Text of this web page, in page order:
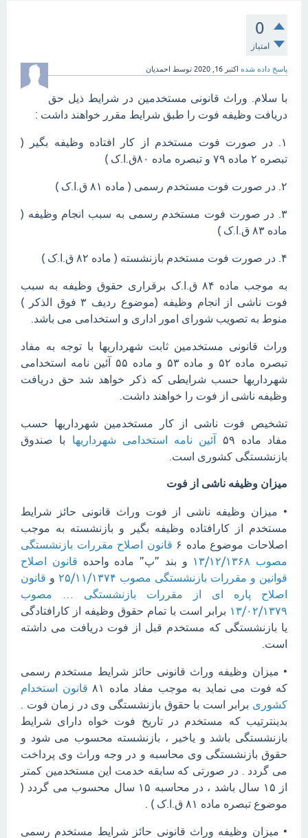
0
امتیاز
پاسخ داده شده اکتبر 16, 2020 توسط احمدیان
با سلام. وراث قانونی مستخدمین در شرایط ذیل حق
دریافت وظیفه فوت را طبق شرایط مقرر خواهند داشت :
۱. در صورت فوت مستخدم از کار افتاده وظیفه بگیر (
تبصره ۲ ماده ۷۹ و تبصره ماده ۸۰ق.ا.ک )
۲. در صورت فوت مستخدم رسمی ( ماده ۸۱ ق.ا.ک )
۳. در صورت فوت مستخدم رسمی به سبب انجام وظیفه (
ماده ۸۳ ق.ا.ک )
۴. در صورت فوت مستخدم بازنشسته ( ماده ۸۲ ق.ا.ک )
به موجب ماده ۸۴ ق.ا.ک برقراری حقوق وظیفه به سبب
فوت ناشی از انجام وظیفه (موضوع ردیف ۳ فوق الذکر )
منوط به تصویب شورای امور اداری و استخدامی می باشد.
وراث قانونی مستخدمین ثابت شهرداریها با توجه به مفاد
تبصره ماده ۵۲ و ماده ۵۳ و ماده ۵۵ آئین نامه استخدامی
شهرداریها حسب شرایطی که ذکر خواهد شد حق دریافت
وظیفه ناشی از فوت را خواهند داشت.
تشخیص فوت ناشی از کار مستخدمین شهرداریها حسب
مفاد ماده ۵۹
آئین نامه استخدامی شهرداریها با صندوق
بازنشستگی کشوری است.
میزان وظیفه ناشی از فوت
• میزان وظیفه ناشی از فوت وراث قانونی حائز شرایط
مستخدم از کارافتاده وظیفه بگیر و بازنشسته به موجب
اصلاحات موضوع ماده ۶
قانون اصلاح مقررات بازنشستگی
مصوب ۱۳/۱۲/۱۳۶۸
و بند ”پ” ماده واحده قانون اصلاح
قوانین و مقررات بازنشستگی مصوب ۲۵/۱۱/۱۳۷۴
و قانون
اصلاح پاره ای از مقررات بازنشستگی … مصوب
۱۳/۰۲/۱۳۷۹ برابر است با تمام حقوق وظیفه از کارافتادگی
یا بازنشستگی که مستخدم قبل از فوت دریافت می داشته
است.
• میزان وظیفه وراث قانونی حائز شرایط مستخدم رسمی
که فوت می نماید به موجب مفاد ماده ۸۱
قانون استخدام
کشوری برابر است با حقوق بازنشستگی وی در زمان فوت .
بدینترتیب که مستخدم در تاریخ فوت خواه دارای شرایط
بازنشستگی باشد و یاخیر ، بازنشسته محسوب می شود و
حقوق بازنشستگی وی محاسبه و در وجه وراث وی پرداخت
می گردد . در صورتی که سابقه خدمت این مستخدمین کمتر
از ۱۵ سال باشد ، در محاسبه ۱۵ سال محسوب می گردد (
موضوع تبصره ماده ۸۱ ق.ا.ک ) .
• میزان وظیفه وراث قانونی حائز شرایط مستخدم رسمی